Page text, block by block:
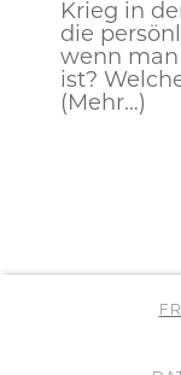
Krieg in
die
wenn
ist?
(Mehr…)